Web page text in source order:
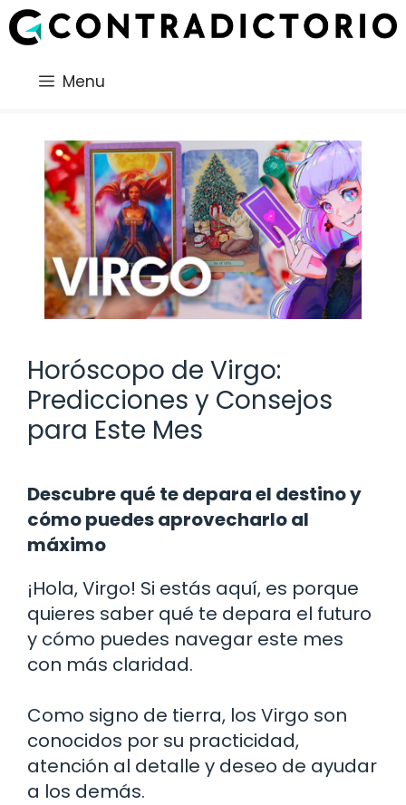
Saltar
al
Menu
Horóscopo de Virgo:
Predicciones y Consejos
para Este Mes
Descubre qué te depara el destino y
cómo puedes aprovecharlo al
máximo
¡Hola, Virgo! Si estás aquí, es porque
quieres saber qué te depara el futuro
y cómo puedes navegar este mes
con más claridad.
Como signo de tierra, los Virgo son
conocidos por su practicidad,
atención al detalle y deseo de ayudar
a los demás.